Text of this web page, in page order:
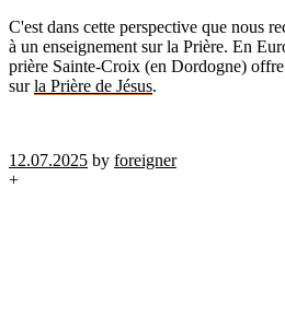
C'est dans cette pers­pec­tive que nous
à un ensei­gne­ment sur la Prière. En
prière Sainte-Croix (en Dor­dogne) offre
surla Prière de Jésus.
12.07.2025 by foreigner
+